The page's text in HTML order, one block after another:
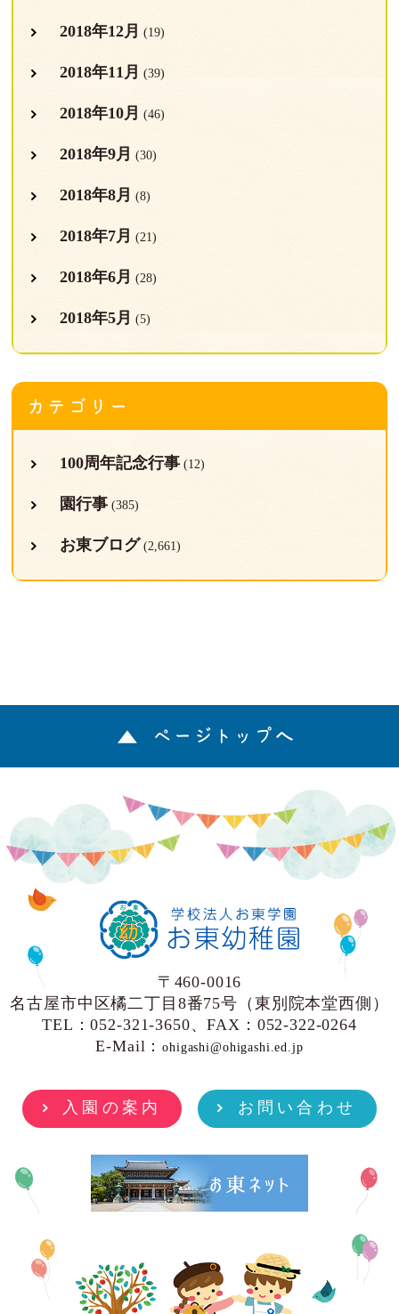
2018年12月 (19)
2018年11月 (39)
2018年10月 (46)
2018年9月 (30)
2018年8月 (8)
2018年7月 (21)
2018年6月 (28)
2018年5月 (5)
カテゴリー
100周年記念行事(12)
園行事(385)
お東ブログ (2,661)
ページトップへ
〒460-0016
名古屋市中区橘二丁目8番75号（東別院本堂西側）
TEL：052-321-3650、FAX：052-322-0264
E-Mail：ohigashi@ohigashi.ed.jp
入園の案内 お問い合わせ